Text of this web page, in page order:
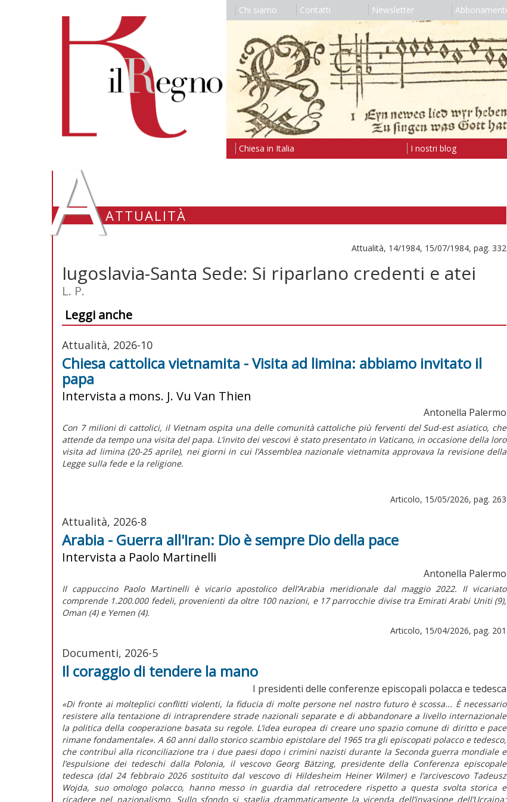
Chi siamo Contatti Newsletter Abbonamenti
Chiesa in Italia I nostri blog
AATTUALITÀ
Attualità, 14/1984, 15/07/1984, pag. 332
Iugoslavia-Santa Sede: Si riparlano credenti e atei
L. P.
Leggi anche
Attualità, 2026-10
Chiesa cattolica vietnamita - Visita ad limina: abbiamo invitato il
papa
Intervista a mons. J. Vu Van Thien
Antonella Palermo
Con 7 milioni di cattolici, il Vietnam ospita una delle comunità cattoliche più ferventi del Sud-est asiatico, che
attende da tempo una visita del papa. L’invito dei vescovi è stato presentato in Vaticano, in occasione della loro
visita ad limina (20-25 aprile), nei giorni in cui l’Assemblea nazionale vietnamita approvava la revisione della
Legge sulla fede e la religione.
Articolo, 15/05/2026, pag. 263
Attualità, 2026-8
Arabia - Guerra all'Iran: Dio è sempre Dio della pace
Intervista a Paolo Martinelli
Antonella Palermo
Il cappuccino Paolo Martinelli è vicario apostolico dell’Arabia meridionale dal maggio 2022. Il vicariato
comprende 1.200.000 fedeli, provenienti da oltre 100 nazioni, e 17 parrocchie divise tra Emirati Arabi Uniti (9),
Oman (4) e Yemen (4).
Articolo, 15/04/2026, pag. 201
Documenti, 2026-5
Il coraggio di tendere la mano
I presidenti delle conferenze episcopali polacca e tedesca
«Di fronte ai molteplici conflitti violenti, la fiducia di molte persone nel nostro futuro è scossa... È necessario
resistere alla tentazione di intraprendere strade nazionali separate e di abbandonare a livello internazionale
la politica della cooperazione basata su regole. L’idea europea di creare uno spazio comune di diritto e pace
rimane fondamentale». A 60 anni dallo storico scambio epistolare del 1965 tra gli episcopati polacco e tedesco,
che contribuì alla riconciliazione tra i due paesi dopo i crimini nazisti durante la Seconda guerra mondiale e
l’espulsione dei tedeschi dalla Polonia, il vescovo Georg Bätzing, presidente della Conferenza episcopale
tedesca (dal 24 febbraio 2026 sostituito dal vescovo di Hildesheim Heiner Wilmer) e l’arcivescovo Tadeusz
Wojda, suo omologo polacco, hanno messo in guardia dal retrocedere rispetto a questa svolta storica e
ricadere nel nazionalismo. Sullo sfondo si staglia drammaticamente la vicenda dell’invasione dell’Ucraina: